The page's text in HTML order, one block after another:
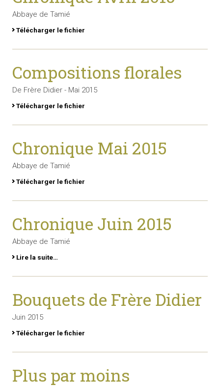
Abbaye de Tamié
Télécharger le fichier
Compositions florales
De Frère Didier - Mai 2015
Télécharger le fichier
Chronique Mai 2015
Abbaye de Tamié
Télécharger le fichier
Chronique Juin 2015
Abbaye de Tamié
Lire la suite…
Bouquets de Frère Didier
Juin 2015
Télécharger le fichier
Plus par moins